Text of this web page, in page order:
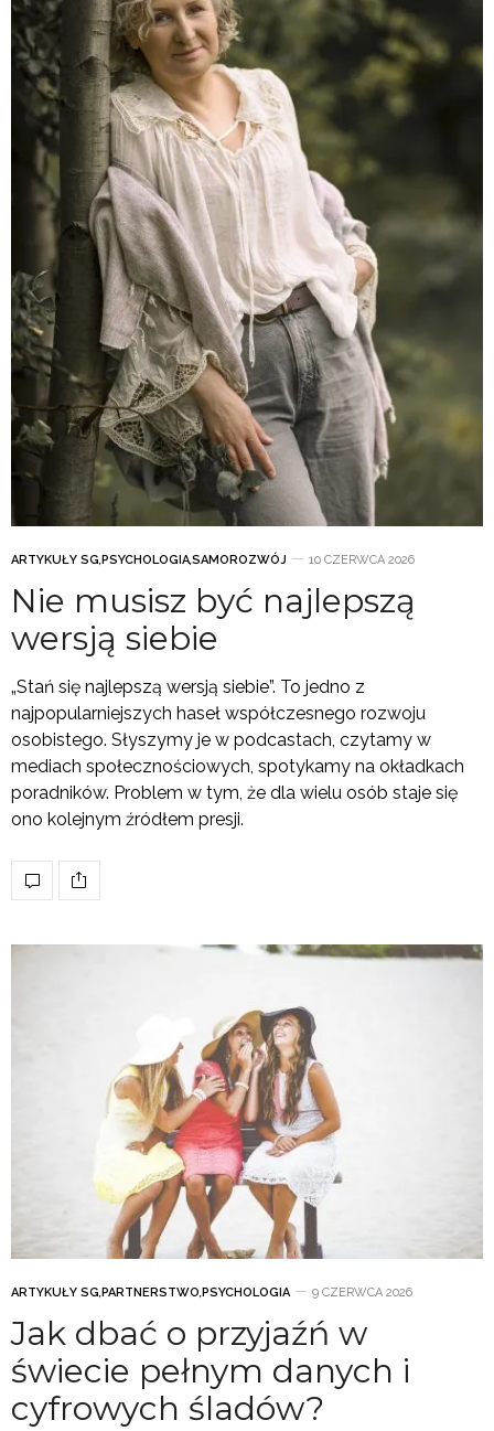
ARTYKUŁY SG,PSYCHOLOGIA,SAMOROZWÓJ 10 CZERWCA 2026
Nie musisz być najlepszą
wersją siebie
„Stań się najlepszą wersją siebie”. To jedno z
najpopularniejszych haseł współczesnego rozwoju
osobistego. Słyszymy je w podcastach, czytamy w
mediach społecznościowych, spotykamy na okładkach
poradników. Problem w tym, że dla wielu osób staje się
ono kolejnym źródłem presji.
ARTYKUŁY SG,PARTNERSTWO,PSYCHOLOGIA 9 CZERWCA 2026
Jak dbać o przyjaźń w
świecie pełnym danych i
cyfrowych śladów?